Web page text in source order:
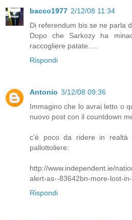
bacco1977 2/12/08 11:34
Di referendum bis se ne parla
Dopo che Sarkozy ha
raccogliere patate.....
Rispondi
Antonio 3/12/08 09:36
Immagino che lo avrai letto o
nuovo post con il countdown
c'è poco da ridere in
pallottoliere:
http://www.independent.ie/
alert-as--83642bn-more-lost-
Rispondi